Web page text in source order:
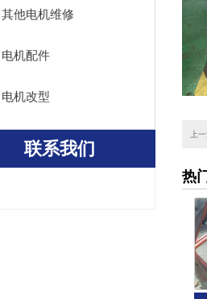
其他电机维修
电机配件
电机改型
联系我们
上
热